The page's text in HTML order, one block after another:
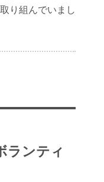
り組んでいまし
ランティ